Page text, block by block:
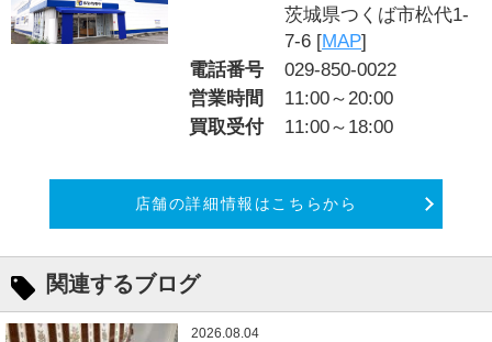
茨城県つくば市松代1-
7-6 [MAP]
電話番号
029-850-0022
営業時間
11:00～20:00
買取受付
11:00～18:00
店舗の詳細情報はこちらから
関連するブログ
2026.08.04